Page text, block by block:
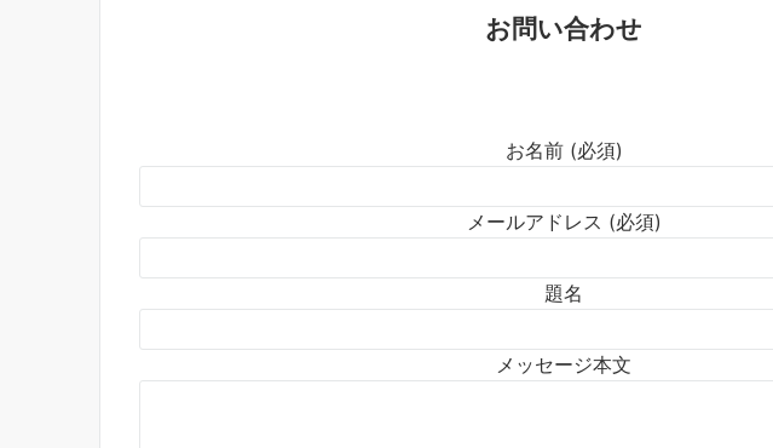
お問い合わせ
お名前 (必須)
メールアドレス (必須)
題名
メッセージ本文